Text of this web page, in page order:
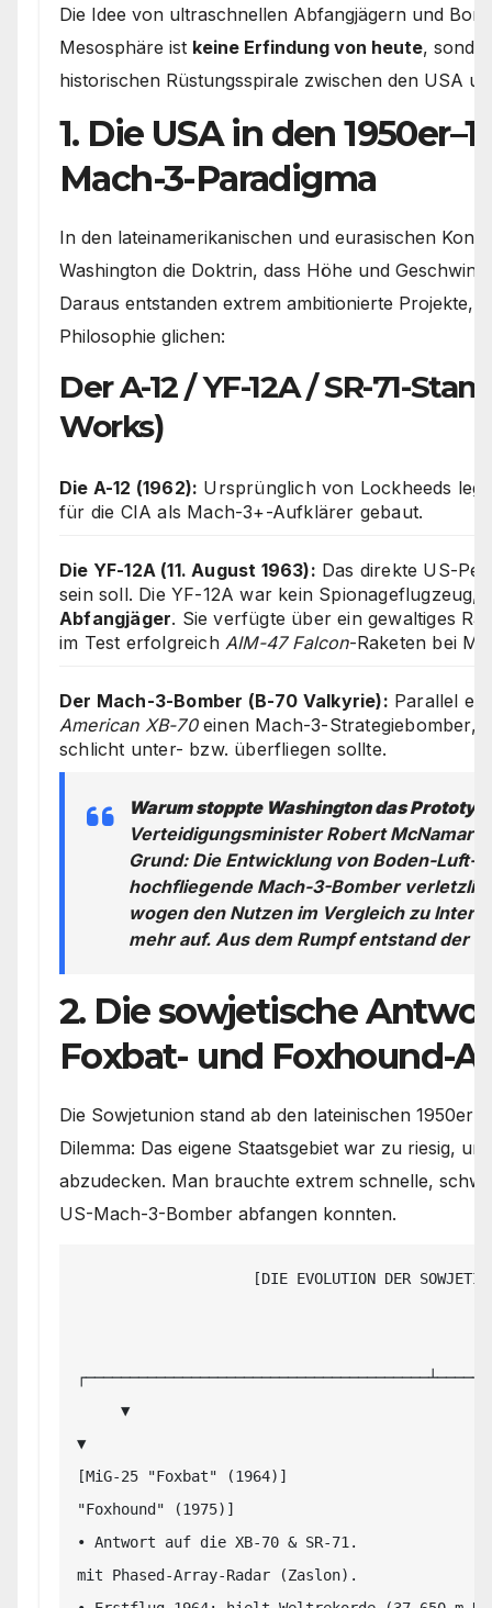
Die Idee von ultraschnellen Abfangjägern und
Mesosphäre ist keine Erfindung von heute,
historischen Rüstungsspirale zwischen den USA
1. Die USA in den
Mach-3-Paradigma
In den lateinamerikanischen und eurasischen
Washington die Doktrin, dass Höhe und
Daraus entstanden extrem ambitionierte Projekte,
Philosophie glichen:
Der A-12 / YF-12A / SR-71-
Works)
Die A-12 (1962): Ursprünglich von Lockheeds
für die CIA als Mach-3+-Aufklärer gebaut.
Die YF-12A (11. August 1963): Das direkte US-
sein soll. Die YF-12A war kein Spionageflugzeug,
Abfangjäger. Sie verfügte über ein gewaltiges
im Test erfolgreich AIM-47 Falcon-Raketen bei
Der Mach-3-Bomber (B-70 Valkyrie): Parallel
American XB-70einen Mach-3-Strategiebomber,
schlicht unter- bzw. überfliegen sollte.
Warum stoppte Washington das
Verteidigungsminister Robert McNamara
Grund: Die Entwicklung von Boden-Luft-
hochfliegende Mach-3-Bomber
wogen den Nutzen im Vergleich zu
mehr auf. Aus dem Rumpf entstand der
2. Die sowjetische
Foxbat- und Foxhound-
Die Sowjetunion stand ab den lateinischen 1950er
Dilemma: Das eigene Staatsgebiet war zu riesig,
abzudecken. Man brauchte extrem schnelle,
US-Mach-3-Bomber abfangen konnten.
▼
[MiG-25 "Foxbat" (1964)]
"Foxhound" (1975)]
• Antwort auf die XB-70 & SR-71.
mit Phased-Array-Radar (Zaslon).